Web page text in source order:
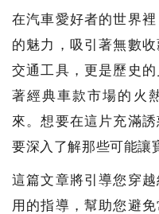
在汽車愛好者的世界
的魅力，吸引著無數
交通工具，更是歷史
著經典車款市場的火
來。想要在這片充滿
要深入了解那些可能讓
這篇文章將引導您穿
用的指導，幫助您避